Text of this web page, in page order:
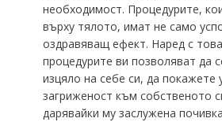
необходимост. Процедурите,
върху тялото, имат не само
оздравяващ ефект. Наред с
процедурите ви позволяват да
изцяло на себе си, да покажете
загриженост към собственото
дарявайки му заслужена